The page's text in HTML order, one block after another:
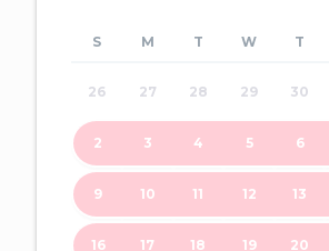
S M T W T
26 27 28 29 30
2 3 4 5 6
9 10 11 12 13
16 17 18 19 20